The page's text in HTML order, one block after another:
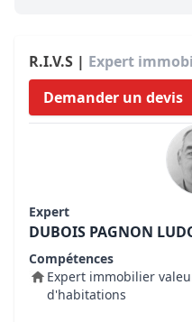
R.I.V.S | Expert
Demander un devis
Expert
DUBOIS PAGNON
Compétences
Expert immobilier
d'habitations